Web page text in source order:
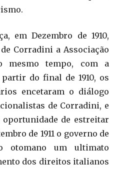
em Dezembro de 1910,
Corradini a Associação
mesmo tempo, com a
do final de 1910, os
encetaram o diálogo
de Corradini, e
de estreitar
de 1911 o governo de
otomano um ultimato
dos direitos italianos